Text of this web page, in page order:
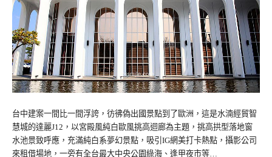
台中建案一間比一間浮誇，彷彿偽出國景點到了歐洲，這是水湳經貿智
慧城的達麗J12，以宮殿風純白歐風挑高迴廊為主題，挑高拱型落地窗
水池景致呼應，充滿純白系夢幻景點，吸引IG網美打卡熱點，攝影公司
來租借場地，一旁有全台最大中央公園綠海、逢甲夜市等…